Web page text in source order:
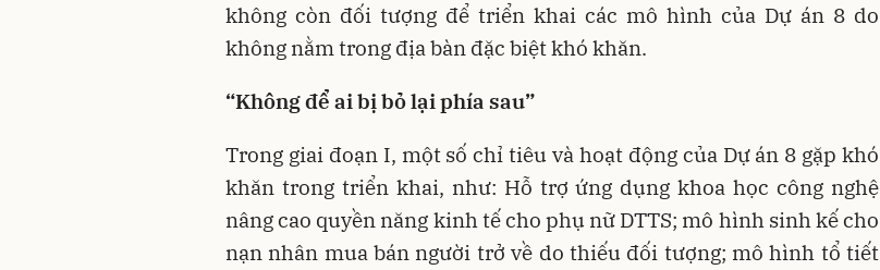
không còn đối tượng để triển khai các mô hình của Dự án 8 do
không nằm trong địa bàn đặc biệt khó khăn.
“Không để ai bị bỏ lại phía sau”
Trong giai đoạn I, một số chỉ tiêu và hoạt động của Dự án 8 gặp khó
khăn trong triển khai, như: Hỗ trợ ứng dụng khoa học công nghệ
nâng cao quyền năng kinh tế cho phụ nữ DTTS; mô hình sinh kế cho
nạn nhân mua bán người trở về do thiếu đối tượng; mô hình tổ tiết